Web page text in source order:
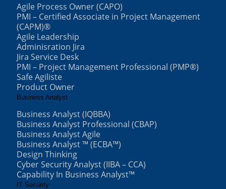
Agile Process Owner (CAPO)
PMI – Certified Associate in Project Management
(CAPM)®
Agile Leadership
Adminisration Jira
Jira Service Desk
PMI – Project Management Professional (PMP®)
Safe Agiliste
Product Owner
Business Analyst
Business Analyst (IQBBA)
Business Analyst Professional (CBAP)
Business Analyst Agile
Business Analyst ™ (ECBA™)
Design Thinking
Cyber Security Analyst (IIBA – CCA)
Capability In Business Analyst™
IT Security